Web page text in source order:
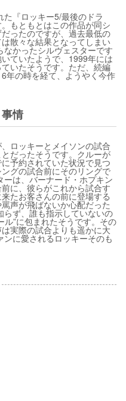
『ロッキー5/最後のドラ
もともとはこの作品が同シ
ったのですが、過去最低の
散々な結果となってしまい
かったシルヴェスターです
ていたようで、1999年には
いたそうです。ただ、続編
年の時を経て、ようやく今作
情
ロッキーとメイソンの試合
だったそうです。クルーが
予約されていた状況で見つ
グの試合前にそのリングで
は、バーナード・ホプキン
に、彼らがこれから試合す
たお客さんの前に登場する
声が飛ばないか心配だった
ず、誰も指示していないの
ル”に包まれたそうです。その
実際の試合よりも遥かに大
に愛されるロッキーそのも